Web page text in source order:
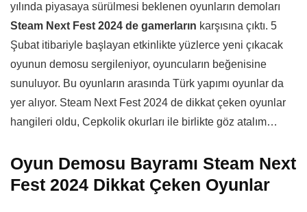
yılında piyasaya sürülmesi beklenen oyunların demoları
Steam Next Fest 2024 de gamerların karşısına çıktı. 5
Şubat itibariyle başlayan etkinlikte yüzlerce yeni çıkacak
oyunun demosu sergileniyor, oyuncuların beğenisine
sunuluyor. Bu oyunların arasında Türk yapımı oyunlar da
yer alıyor. Steam Next Fest 2024 de dikkat çeken oyunlar
hangileri oldu, Cepkolik okurları ile birlikte göz atalım…
Oyun Demosu Bayramı Steam Next
Fest 2024 Dikkat Çeken Oyunlar